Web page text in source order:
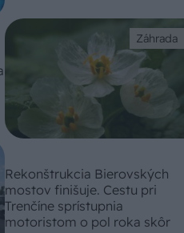
Záhrada
Rekonštrukcia Bierovských
mostov finišuje. Cestu pri
Trenčíne sprístupnia
motoristom o pol roka skôr